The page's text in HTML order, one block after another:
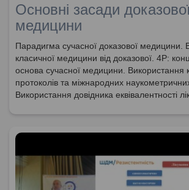
Основні засади
медицини
Парадигма сучасної доказової медицини.
класичної медицини від доказової. 4Р:
основа сучасної медицини. Використання
протоколів та міжнародних
Використання довідника еквівалентності